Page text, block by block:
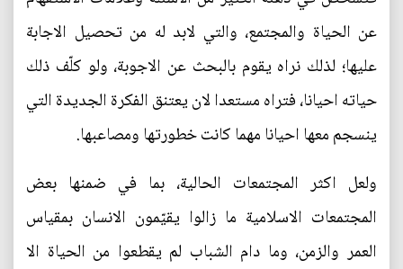
عن الحياة والمجتمع، والتي لابد له من تحصيل الاجابة
عليها؛ لذلك نراه يقوم بالبحث عن الاجوبة، ولو كلّف ذلك
حياته احيانا، فتراه مستعدا لان يعتنق الفكرة الجديدة التي
ينسجم معها احيانا مهما كانت خطورتها ومصاعبها.
ولعل اكثر المجتمعات الحالية، بما في ضمنها بعض
المجتمعات الاسلامية ما زالوا يقيّمون الانسان بمقياس
العمر والزمن، وما دام الشباب لم يقطعوا من الحياة الا